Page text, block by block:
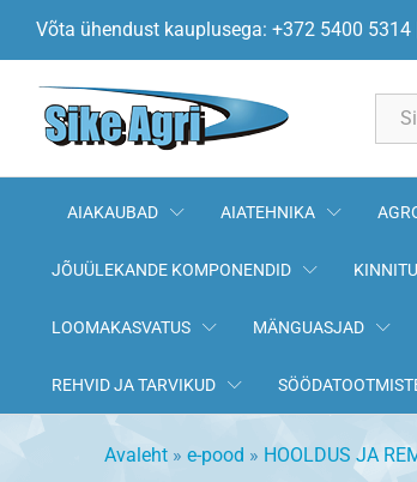
Võta ühendust kauplusega: +372 5400 5314
AIAKAUBAD AIATEHNIKA
JÕUÜLEKANDE KOMPONENDID
LOOMAKASVATUS MÄNGUASJAD
REHVID JA TARVIKUD
Avaleht » e-pood » HOOLDUS JA
Puks 500SP